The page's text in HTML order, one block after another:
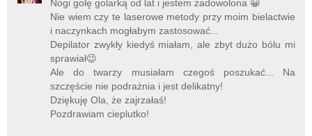
Nogi golę golarką od lat i jestem zadowolona 😀
Nie wiem czy te laserowe metody przy moim bielactwie
i naczynkach mogłabym zastosować...
Depilator zwykły kiedyś miałam, ale zbyt dużo bólu mi
sprawiał😉
Ale do twarzy musiałam czegoś poszukać... Na
szczęście nie podrażnia i jest delikatny!
Dziękuję Ola, że zajrzałaś!
Pozdrawiam cieplutko!